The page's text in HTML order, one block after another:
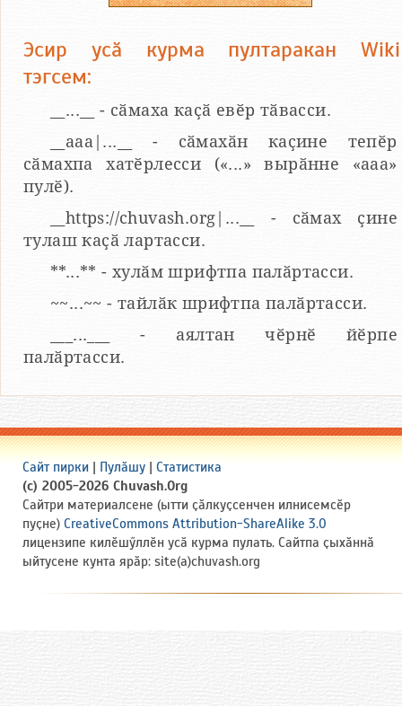
Эсир усӑ курма пултаракан Wiki
тэгсем:
__...__ - сӑмаха каҫӑ евӗр тӑвасси.
__aaa|...__ - сӑмахӑн каҫине тепӗр
сӑмахпа хатӗрлесси («...» вырӑнне «ааа»
пулӗ).
__https://chuvash.org|...__ - сӑмах ҫине
тулаш каҫӑ лартасси.
**...** - хулӑм шрифтпа палӑртасси.
~~...~~ - тайлӑк шрифтпа палӑртасси.
___...___ - аялтан чӗрнӗ йӗрпе
палӑртасси.
Сайт пирки | Пулӑшу | Статистика
(c) 2005-2026 Chuvash.Org
Сайтри материалсене (ытти ҫӑлкуҫсенчен илнисемсӗр
пуҫне) CreativeCommons Attribution-ShareAlike 3.0
лицензипе килӗшӳллӗн усӑ курма пулать. Сайтпа ҫыхӑннӑ
ыйтусене кунта ярӑр: site(a)chuvash.org